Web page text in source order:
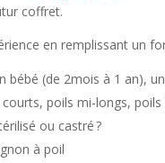
coffret.
en remplissant un
bébé (de 2mois à 1 an),
poils mi-longs, poils
ou castré ?
à poil